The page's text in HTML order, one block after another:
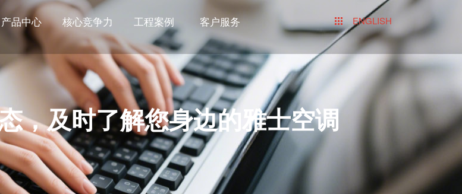
ENGLISH
产品中心 核心竞争力 工程案例 客户服务
，及时了解您身边的雅士空调